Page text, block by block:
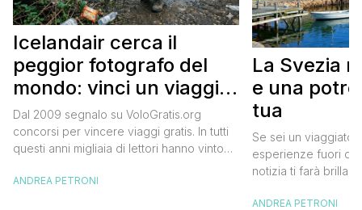
Icelandair cerca il
peggior fotografo del
mondo: vinci un viaggio
in Islanda e 50.000
dollari
Dal 2009 segnalo su VoloGratis.org
concorsi per vincere viaggi gratis. In tutti
questi anni migliaia di lettori hanno vinto
segnalazioni pubblicate ogni giorno sul
ANDREA PETRONI
La Svezia
e una
tua
Se sei un
esperienze fuori
notizia ti farà
lanciato un
ANDREA PETRONI